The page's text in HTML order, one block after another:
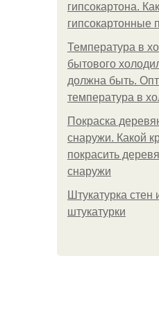
гипсокартона.
гипсокартонные
Температура в
бытового
должна быть.
температура в
Покраска
снаружи. Какой
покрасить
снаружи
Штукатурка
штукатурки